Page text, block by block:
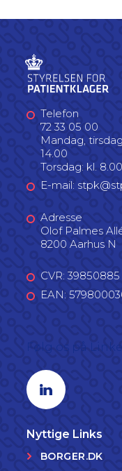
Telefon
72 33 05 00
Mandag,
14.00
Torsdag: kl.
E-mail:
Adresse
Olof Palmes
8200 Aarhus N
CVR: 39850885
EAN:
Linkedin profil
Nyttige Links
BORGER.DK